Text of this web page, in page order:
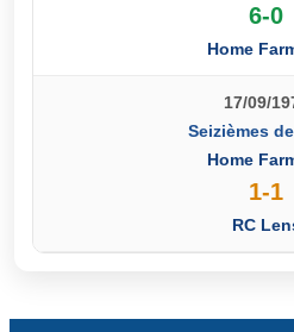
6-0
Home
17/09/
Seizièmes
Home
1-1
RC